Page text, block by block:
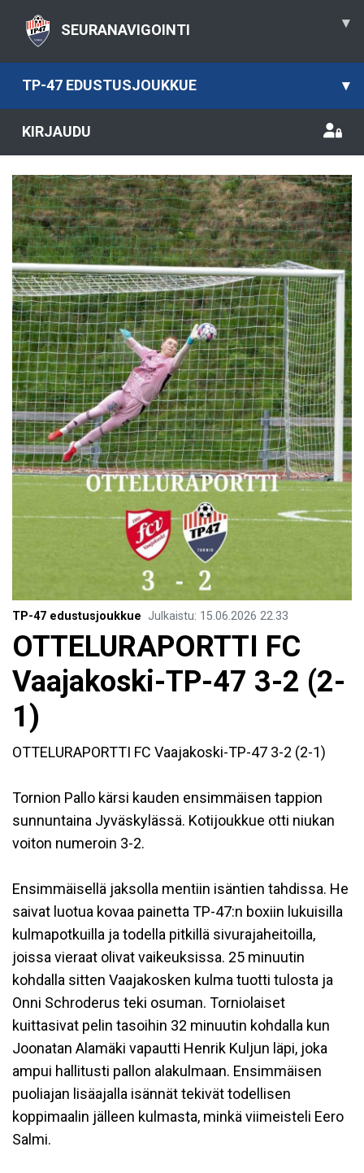
SEURANAVIGOINTI ▾
TP-47 EDUSTUSJOUKKUE ▾
KIRJAUDU
TP-47 edustusjoukkue Julkaistu: 15.06.2026 22.33
​OTTELURAPORTTI FC
Vaajakoski-TP-47 3-2 (2-
1)
OTTELURAPORTTI FC Vaajakoski-TP-47 3-2 (2-1)
Tornion Pallo kärsi kauden ensimmäisen tappion
sunnuntaina Jyväskylässä. Kotijoukkue otti niukan
voiton numeroin 3-2.
Ensimmäisellä jaksolla mentiin isäntien tahdissa. He
saivat luotua kovaa painetta TP-47:n boxiin lukuisilla
kulmapotkuilla ja todella pitkillä sivurajaheitoilla,
joissa vieraat olivat vaikeuksissa. 25 minuutin
kohdalla sitten Vaajakosken kulma tuotti tulosta ja
Onni Schroderus teki osuman. Torniolaiset
kuittasivat pelin tasoihin 32 minuutin kohdalla kun
Joonatan Alamäki vapautti Henrik Kuljun läpi, joka
ampui hallitusti pallon alakulmaan. Ensimmäisen
puoliajan lisäajalla isännät tekivät todellisen
koppimaalin jälleen kulmasta, minkä viimeisteli Eero
Salmi.